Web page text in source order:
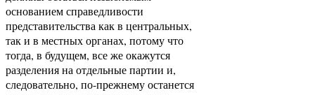
основанием справедливости
представительства как в центральных,
так и в местных органах, потому что
тогда, в будущем, все же окажутся
разделения на отдельные партии и,
следовательно, по-прежнему останется